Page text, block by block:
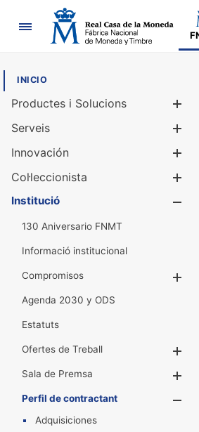
Navegació
INICIO
Productes i Solucions
Serveis
Innovación
Col·leccionista
Institució
130 Aniversario FNMT
Informació institucional
Compromisos
Agenda 2030 y ODS
Estatuts
Ofertes de Treball
Sala de Premsa
Perfil de contractant
Adquisiciones